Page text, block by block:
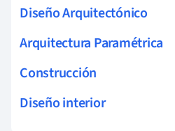
Diseño Arquitectónico
Arquitectura Paramétrica
Construcción
Diseño interior